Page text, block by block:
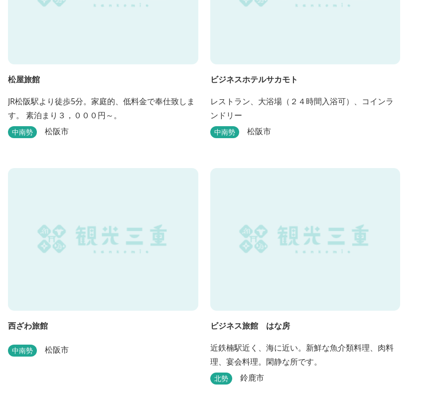
松屋旅館
JR松阪駅より徒歩5分。家庭的、低料金で奉仕致しま
す。 素泊まり３，０００円～。
中南勢 松阪市
ビジネスホテルサカモト
レストラン、大浴場（２４時間入浴可）、コインラ
ンドリー
中南勢 松阪市
西ざわ旅館
中南勢 松阪市
ビジネス旅館 はな房
近鉄楠駅近く、海に近い。新鮮な魚介類料理、肉料
理、宴会料理。閑静な所です。
北勢 鈴鹿市